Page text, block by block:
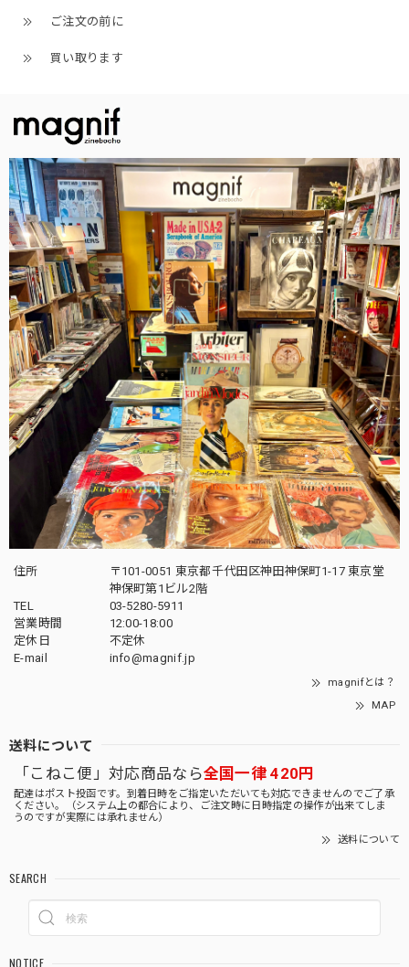
ご注文の前に
買い取ります
住所
〒101-0051 東京都千代田区神田神保町1-17 東京堂
神保町第1ビル2階
TEL
03-5280-5911
営業時間
12:00-18:00
定休日
不定休
E-mail
info@magnif.jp
magnifとは？
MAP
送料について
「こねこ便」対応商品なら全国一律 420円
配達はポスト投函です。到着日時をご指定いただいても対応できませんのでご了承
ください。（システム上の都合により、ご注文時に日時指定の操作が出来てしま
うのですが実際には承れません）
送料について
SEARCH
NOTICE